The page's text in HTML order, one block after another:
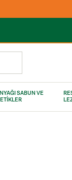
SABUN VE
Tüm 2 lt